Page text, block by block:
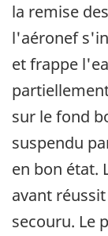
la remise
l'aéronef
et frappe
sur le fond
suspendu
en bon état.
avant
secouru. Le